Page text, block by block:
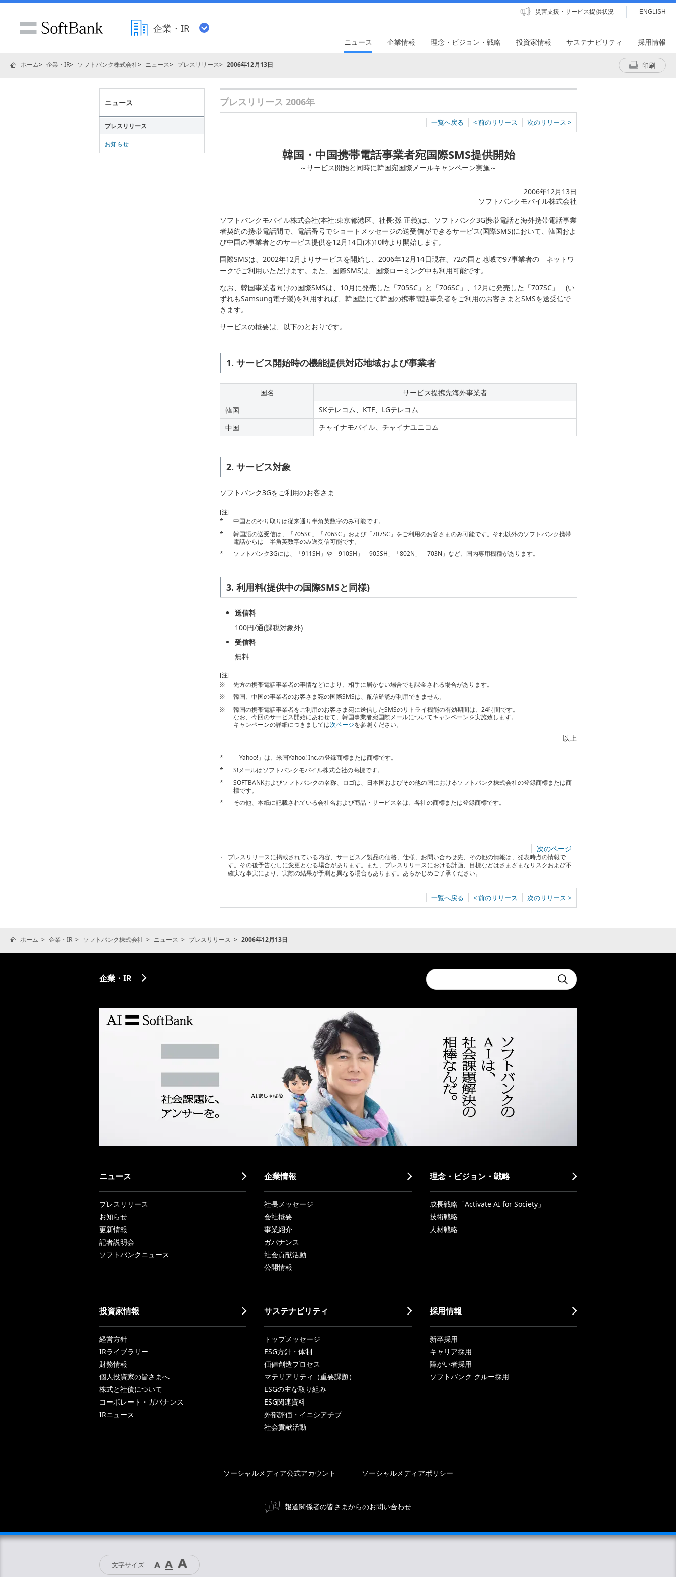
企業・IR
災害支援・サービス提供状況 ENGLISH
ニュース 企業情報 理念・ビジョン・戦略 投資家情報 サステナビリティ 採用情報
ホーム 企業・IR ソフトバンク株式会社 ニュース プレスリリース 2006年12月13日 印刷
プレスリリース 2006年
一覧へ戻る < 前のリリース 次のリリース >
韓国・中国携帯電話事業者宛国際SMS提供開始
～サービス開始と同時に韓国宛国際メールキャンペーン実施～
2006年12月13日
ソフトバンクモバイル株式会社
ソフトバンクモバイル株式会社(本社:東京都港区、社長:孫 正義)は、ソフトバンク3G携帯電話と海外携帯電話事業
者契約の携帯電話間で、電話番号でショートメッセージの送受信ができるサービス(国際SMS)において、韓国およ
び中国の事業者とのサービス提供を12月14日(木)10時より開始します。
国際SMSは、2002年12月よりサービスを開始し、2006年12月14日現在、72の国と地域で97事業者の ネットワ
ークでご利用いただけます。また、国際SMSは、国際ローミング中も利用可能です。
なお、韓国事業者向けの国際SMSは、10月に発売した「705SC」と「706SC」、12月に発売した「707SC」 (い
ずれもSamsung電子製)を利用すれば、韓国語にて韓国の携帯電話事業者をご利用のお客さまとSMSを送受信で
きます。
サービスの概要は、以下のとおりです。
1. サービス開始時の機能提供対応地域および事業者
国名
サービス提携先海外事業者
韓国
SKテレコム、KTF、LGテレコム
中国
チャイナモバイル、チャイナユニコム
2. サービス対象
ソフトバンク3Gをご利用のお客さま
[注]
*
中国とのやり取りは従来通り半角英数字のみ可能です。
*
韓国語の送受信は、「705SC」「706SC」および「707SC」をご利用のお客さまのみ可能です。それ以外のソフトバンク携帯
電話からは 半角英数字のみ送受信可能です。
*
ソフトバンク3Gには、「911SH」や「910SH」「905SH」「802N」「703N」など、国内専用機種があります。
3. 利用料(提供中の国際SMSと同様)
送信料
100円/通(課税対象外)
受信料
無料
[注]
※
先方の携帯電話事業者の事情などにより、相手に届かない場合でも課金される場合があります。
※
韓国、中国の事業者のお客さま宛の国際SMSは、配信確認が利用できません。
※
韓国の携帯電話事業者をご利用のお客さま宛に送信したSMSのリトライ機能の有効期間は、24時間です。
なお、今回のサービス開始にあわせて、韓国事業者宛国際メールについてキャンペーンを実施致します。
キャンペーンの詳細につきましては次ページを参照ください。
以上
*
「Yahoo!」は、米国Yahoo! Inc.の登録商標または商標です。
*
S!メールはソフトバンクモバイル株式会社の商標です。
*
SOFTBANKおよびソフトバンクの名称、ロゴは、日本国およびその他の国におけるソフトバンク株式会社の登録商標または商
標です。
*
その他、本紙に記載されている会社名および商品・サービス名は、各社の商標または登録商標です。
次のページ
プレスリリースに掲載されている内容、サービス／製品の価格、仕様、お問い合わせ先、その他の情報は、発表時点の情報で
す。その後予告なしに変更となる場合があります。また、プレスリリースにおける計画、目標などはさまざまなリスクおよび不
確実な事実により、実際の結果が予測と異なる場合もあります。あらかじめご了承ください。
一覧へ戻る < 前のリリース 次のリリース >
ニュース
プレスリリース
お知らせ
ホーム 企業・IR ソフトバンク株式会社 ニュース プレスリリース 2006年12月13日
Conduct
a
search
Submit
企業・IR
ニュース
プレスリリース
お知らせ
更新情報
記者説明会
ソフトバンクニュース
企業情報
社長メッセージ
会社概要
事業紹介
ガバナンス
社会貢献活動
公開情報
理念・ビジョン・戦略
成長戦略「Activate AI for Society」
技術戦略
人材戦略
投資家情報
経営方針
IRライブラリー
財務情報
個人投資家の皆さまへ
株式と社債について
コーポレート・ガバナンス
IRニュース
サステナビリティ
トップメッセージ
ESG方針・体制
価値創造プロセス
マテリアリティ（重要課題）
ESGの主な取り組み
ESG関連資料
外部評価・イニシアチブ
社会貢献活動
採用情報
新卒採用
キャリア採用
障がい者採用
ソフトバンク クルー採用
ソーシャルメディア公式アカウント ソーシャルメディアポリシー
報道関係者の皆さまからのお問い合わせ
文字サイズ